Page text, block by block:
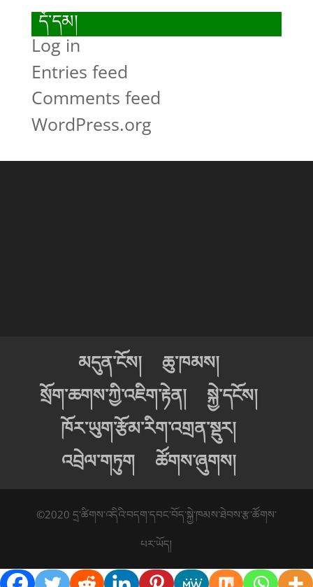
དོ་དམ།
Log in
Entries feed
Comments feed
WordPress.org
མདུན་ངོས།
ཆུ་ཁམས།
སྲོག་ཆགས་ཀྱི་འཇིག་རྟེན།
སྐྱེ་དངོས།
ཁོར་ཡུག་རྩོམ་རིག་འགྲན་སྡུར།
འབྲེལ་གཏུག
ཚོགས་ཞུགས།
©2020 དྲ་ཚིགས་འདིའི་བདག་དབང་བོད་སྐྱེ་ཁམས་ཐེབས་རྩ་ཚོགས་
པར་ཡོད།